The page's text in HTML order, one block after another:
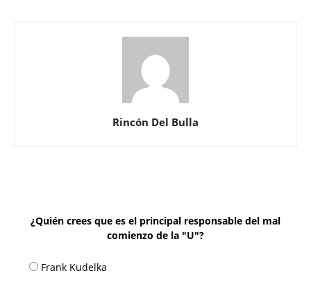
Rincón Del Bulla
¿Quién crees que es el principal responsable del mal
comienzo de la "U"?
Frank Kudelka